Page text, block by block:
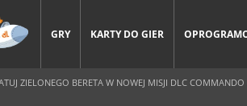
GRY KARTY DO GIER
ZIELONEGO BERETA W NOWEJ MISJI DLC COMMANDO